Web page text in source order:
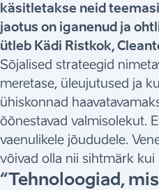
käsitletakse neid
jaotus on iganenud ja
ütleb Kädi Ristkok,
Sõjalised strateegid
meretase, üleujutused ja
ühiskonnad
õõnestavad valmisolekut.
vaenulikele jõududele.
võivad olla nii sihtmärk kui
“Tehnoloogiad,